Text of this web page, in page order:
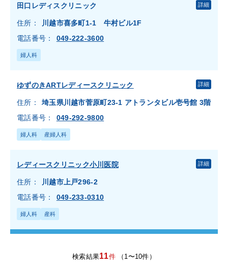
田口レディスクリニック
住所：
川越市喜多町1-1 牛村ビル1F
電話番号：
049-222-3600
詳細
婦人科
ゆずのきARTレディースクリニック
住所：
埼玉県川越市菅原町23-1 アトランタビル壱号館 3階
電話番号：
049-292-9800
詳細
婦人科 産婦人科
レディースクリニック小川医院
住所：
川越市上戸296-2
電話番号：
049-233-0310
詳細
婦人科 産科
検索結果11件（1〜10件）